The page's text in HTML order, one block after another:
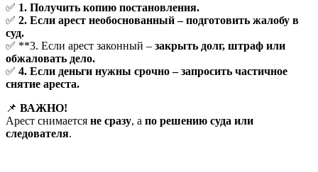
✅ 1. Получить копию постановления.
✅ 2. Если арест необоснованный – подготовить жалобу в
суд.
✅ **3. Если арест законный – закрыть долг, штраф или
обжаловать дело.
✅ 4. Если деньги нужны срочно – запросить частичное
снятие ареста.
📌 ВАЖНО!
Арест снимается не сразу, а по решению суда или
следователя.